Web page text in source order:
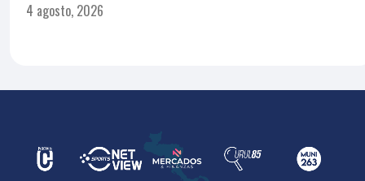
4 agosto, 2026